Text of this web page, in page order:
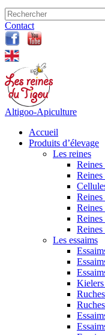
Contact
Altigoo-Apiculture
Accueil
Produits d’élevage
Les reines
Reines
Reines
Reines
Reines
Les essaims
Kielers